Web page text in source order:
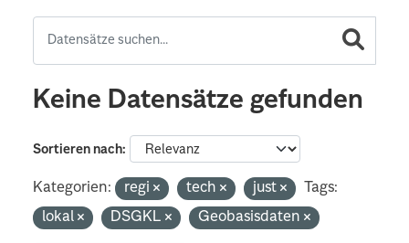
Keine Datensätze gefunden
Sortieren nach
Kategorien: regi tech just
Tags:
lokal
DSGKL Geobasisdaten